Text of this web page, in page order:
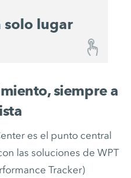
solo lugar
Center™,
ubicación
soluciones digitales
siempre está a la
le permite
siempre a
es el punto central
las soluciones de WPT
Tracker)